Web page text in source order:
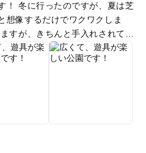
！ 冬に行ったのですが、夏は芝
想像するだけでワクワクしま
すが、きちんと手入れされてい
、ボールなどを持って行っても